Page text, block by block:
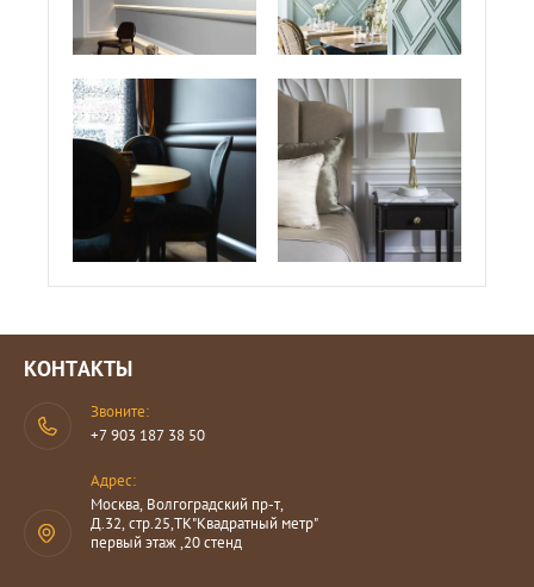
КОНТАКТЫ
Звоните:
+7 903 187 38 50
Адрес:
Москва, Волгоградский пр-т,
Д.32, стр.25,ТК"Квадратный метр"
первый этаж ,20 стенд